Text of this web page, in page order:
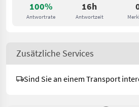
100%
Antwortrate
16h
Antwortzeit
Zusätzliche Services
Sind Sie an einem Transport